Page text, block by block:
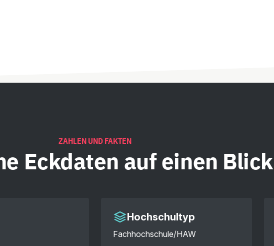
ZAHLEN UND FAKTEN
Eckdaten auf einen Blick
Hochschultyp
Fachhochschule/HAW